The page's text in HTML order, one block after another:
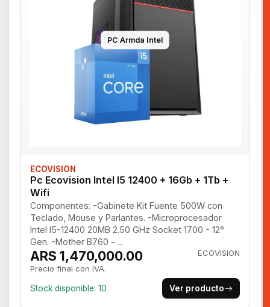
PC Armda Intel
ECOVISION
Pc Ecovision Intel I5 12400 + 16Gb + 1Tb +
Wifi
Componentes: -Gabinete Kit Fuente 500W con
Teclado, Mouse y Parlantes. -Microprocesador
Intel I5-12400 20MB 2.50 GHz Socket 1700 - 12°
Gen. -Mother B760 - ...
ARS 1,470,000.00
Precio final con IVA.
ECOVISION
Stock disponible: 10 Ver producto